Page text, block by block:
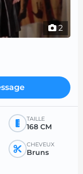
2
TAILLE
168 CM
CHEVEUX
Bruns